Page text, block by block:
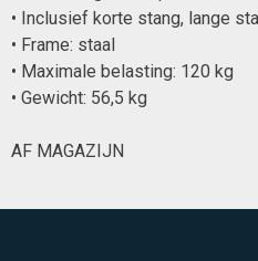
• Inclusief korte stang, lange
• Frame: staal
• Maximale belasting: 120 kg
• Gewicht: 56,5 kg
AF MAGAZIJN